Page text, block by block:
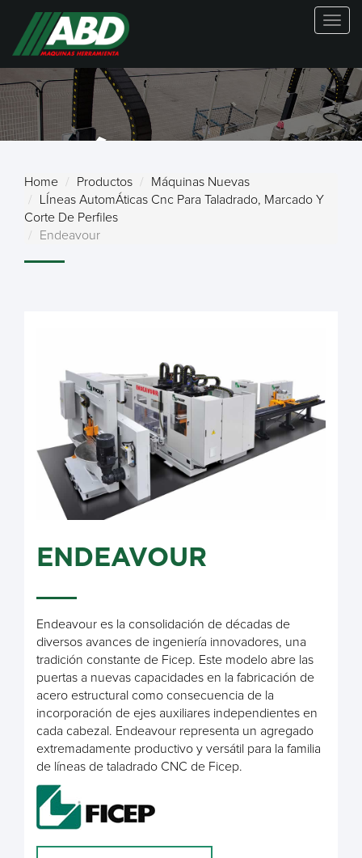
MÁQUINAS
NUEVAS
Home Productos
Máquinas Nuevas
LÍneas AutomÁticas Cnc Para Taladrado, Marcado Y
Corte De Perfiles
Endeavour
ENDEAVOUR
Endeavour es la consolidación de décadas de
diversos avances de ingeniería innovadores, una
tradición constante de Ficep. Este modelo abre las
puertas a nuevas capacidades en la fabricación de
acero estructural como consecuencia de la
incorporación de ejes auxiliares independientes en
cada cabezal. Endeavour representa un agregado
extremadamente productivo y versátil para la familia
de líneas de taladrado CNC de Ficep.